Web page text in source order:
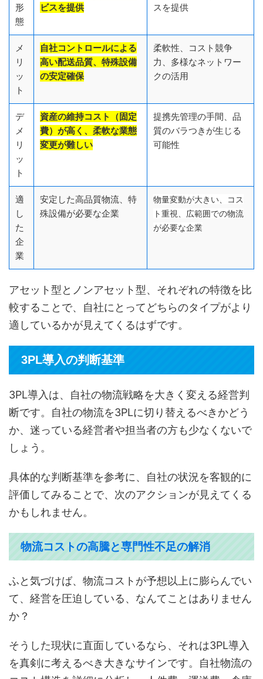
形
態
ビスを提供
スを提供
メ
リ
ッ
ト
自社コントロールによる
高い配送品質、特殊設備
の安定確保
柔軟性、コスト競争
力、多様なネットワー
クの活用
デ
メ
リ
ッ
ト
資産の維持コスト（固定
費）が高く、柔軟な業態
変更が難しい
提携先管理の手間、品
質のバラつきが生じる
可能性
適
し
た
企
業
安定した高品質物流、特
殊設備が必要な企業
物量変動が大きい、コス
ト重視、広範囲での物流
が必要な企業
アセット型とノンアセット型、それぞれの特徴を比
較することで、自社にとってどちらのタイプがより
適しているかが見えてくるはずです。
3PL導入の判断基準
3PL導入は、自社の物流戦略を大きく変える経営判
断です。自社の物流を3PLに切り替えるべきかどう
か、迷っている経営者や担当者の方も少なくないで
しょう。
具体的な判断基準を参考に、自社の状況を客観的に
評価してみることで、次のアクションが見えてくる
かもしれません。
物流コストの高騰と専門性不足の解消
ふと気づけば、物流コストが予想以上に膨らんでい
て、経営を圧迫している、なんてことはありません
か？
そうした現状に直面しているなら、それは3PL導入
を真剣に考えるべき大きなサインです。自社物流の